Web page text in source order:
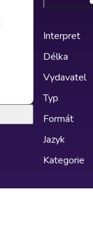
Interpret
Délka
Vydavatel
Typ
Formát
Jazyk
Kategorie